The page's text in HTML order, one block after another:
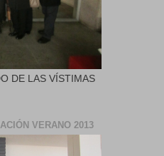
DE LAS VÍSTIMAS
VERANO 2013